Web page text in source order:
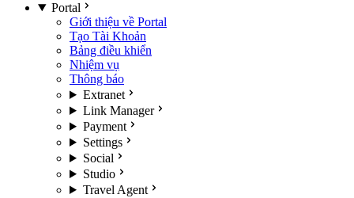
Portal
Giới thiệu về Portal
Tạo Tài Khoản
Bảng điều khiển
Nhiệm vụ
Thông báo
Extranet
Link Manager
Payment
Settings
Social
Studio
Travel Agent